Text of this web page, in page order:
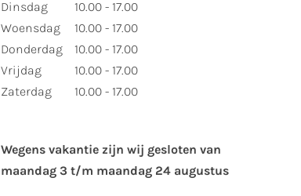
Dinsdag
Woensdag
Donderdag
Vrijdag
Zaterdag
10.00 - 17.00
10.00 - 17.00
10.00 - 17.00
10.00 - 17.00
10.00 - 17.00
Wegens vakantie zijn wij gesloten van ​
maandag 3 t/m maandag 24 augustus